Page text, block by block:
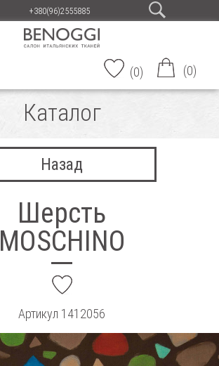
+380(96)2555885
(0) (0)
Каталог
Назад
Шерсть
MOSCHINO
Артикул 1412056